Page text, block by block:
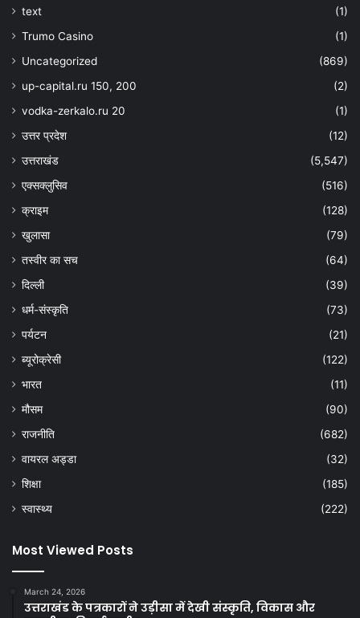
text
(1)
Trumo Casino
(1)
Uncategorized
(869)
up-capital.ru 150, 200
(2)
vodka-zerkalo.ru 20
(1)
उत्तर प्रदेश
(12)
उत्तराखंड
(5,547)
एक्सक्लुसिव
(516)
क्राइम
(128)
खुलासा
(79)
तस्वीर का सच
(64)
दिल्ली
(39)
धर्म-संस्कृति
(73)
पर्यटन
(21)
ब्यूरोक्रेसी
(122)
भारत
(11)
मौसम
(90)
राजनीति
(682)
वायरल अड्डा
(32)
शिक्षा
(185)
स्वास्थ्य
(222)
Most Viewed Posts
March 24, 2026
उत्तराखंड के पत्रकारों ने उड़ीसा में देखी संस्कृति, विकास और